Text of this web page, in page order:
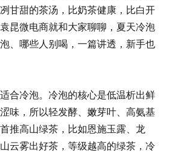
么
出
甘甜的茶汤，比奶茶健康，比白开
昆微电商就和大家聊聊，夏天冷泡
、哪些人别喝，一篇讲透，新手也
合冷泡。冷泡的核心是低温析出鲜
味，所以轻发酵、嫩芽叶、高氨基
推高山绿茶，比如恩施玉露、龙
云雾出好茶，等级越高的绿茶，冷